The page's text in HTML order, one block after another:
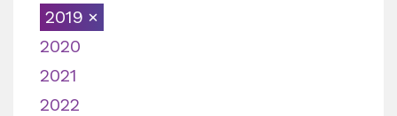
2019
2020
2021
2022